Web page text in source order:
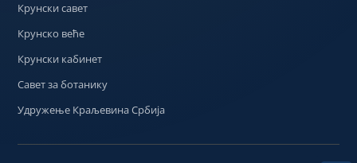
Крунски савет
Крунско веће
Крунски кабинет
Савет за ботанику
Удружење Краљевина Србија